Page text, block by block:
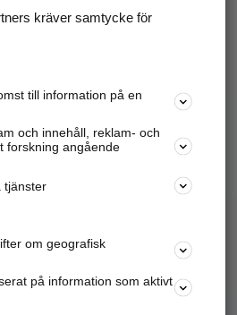
platser.
företagsinfo mm.
Marknadsför företaget
Kom igång och annonsera mot
samarbetspartners nära dig.
kräver samtycke för
till information på en
och innehåll, reklam- och
forskning angående
tjänster
om geografisk
på information som aktivt